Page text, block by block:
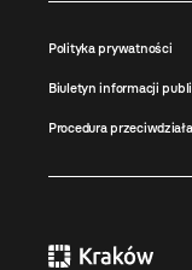
Polityka prywatności
Biuletyn informacji
Procedura